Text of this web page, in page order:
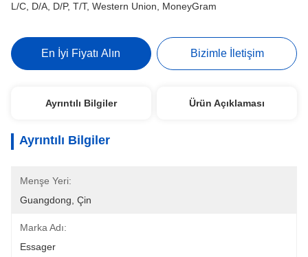
L/C, D/A, D/P, T/T, Western Union, MoneyGram
En İyi Fiyatı Alın Bizimle İletişim
Ayrıntılı Bilgiler Ürün Açıklaması
Ayrıntılı Bilgiler
Menşe Yeri:
Guangdong, Çin
Marka Adı:
Essager